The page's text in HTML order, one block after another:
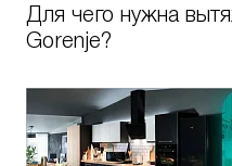
Для чего нужна
Gorenje?